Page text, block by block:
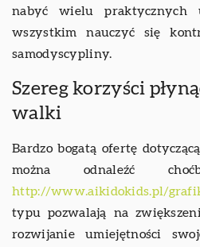
nabyć wielu praktycznych
wszystkim nauczyć się
samodyscypliny.
Szereg korzyści
walki
Bardzo bogatą ofertę
można odnaleźć
http://www.aikidokids.pl/
typu pozwalają na
rozwijanie umiejętności